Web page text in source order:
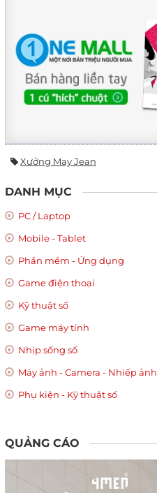
Xưởng May Jean
DANH MỤC
PC / Laptop
Mobile - Tablet
Phần mềm - Ứng dụng
Game điện thoại
Kỹ thuật số
Game máy tính
Nhịp sống số
Máy ảnh - Camera - Nhiếp ảnh
Phụ kiện - Kỹ thuật số
QUẢNG CÁO